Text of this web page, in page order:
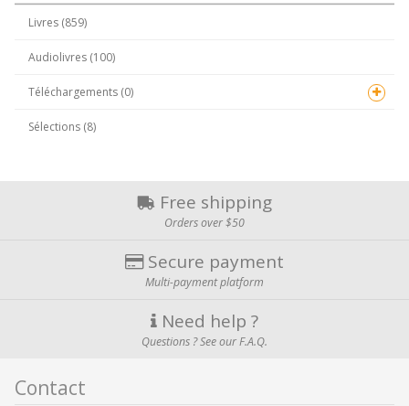
Livres (859)
Audiolivres (100)
Téléchargements (0)
Sélections (8)
Free shipping
Orders over $50
Secure payment
Multi-payment platform
Need help ?
Questions ? See our F.A.Q.
Contact